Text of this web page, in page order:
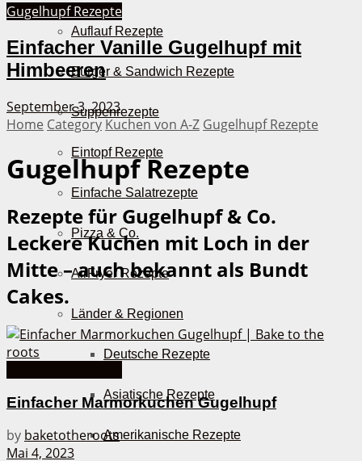
Auflauf Rezepte
Burger & Sandwich Rezepte
Suppenrezepte
Eintopf Rezepte
Einfache Salatrezepte
Pizza & Co.
AirFryer Rezepte
Länder & Regionen
Deutsche Rezepte
Asiatische Rezepte
Amerikanische Rezepte
Gugelhupf Rezepte
Einfacher Vanille Gugelhupf mit
Himbeeren
September 3, 2023
Home Category Kuchen von A-Z Gugelhupf Rezepte
Gugelhupf Rezepte
Rezepte für Gugelhupf & Co.
Leckere Kuchen mit Loch in der
Mitte – auch bekannt als Bundt
Cakes.
Einfacher Marmorkuchen Gugelhupf
by baketotheroots
Mai 4, 2023